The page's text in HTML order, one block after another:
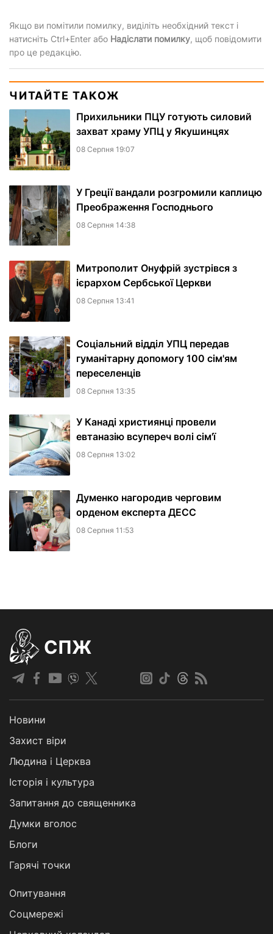
Якщо ви помітили помилку, виділіть необхідний текст і
натисніть Ctrl+Enter або Надіслати помилку, щоб повідомити
про це редакцію.
ЧИТАЙТЕ ТАКОЖ
Прихильники ПЦУ готують силовий
захват храму УПЦ у Якушинцях
08 Серпня 19:07
У Греції вандали розгромили каплицю
Преображення Господнього
08 Серпня 14:38
Митрополит Онуфрій зустрівся з
ієрархом Сербської Церкви
08 Серпня 13:41
Соціальний відділ УПЦ передав
гуманітарну допомогу 100 сім'ям
переселенців
08 Серпня 13:35
У Канаді християнці провели
евтаназію всупереч волі сім'ї
08 Серпня 13:02
Думенко нагородив черговим
орденом експерта ДЕСС
08 Серпня 11:53
СПЖ
Новини
Захист віри
Людина і Церква
Історія і культура
Запитання до священника
Думки вголос
Блоги
Гарячі точки
Опитування
Соцмережі